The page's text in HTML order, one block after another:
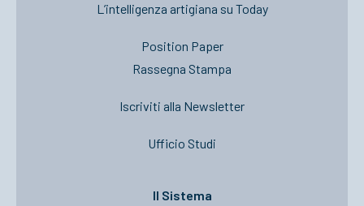
L’intelligenza artigiana su Today
Position Paper
Rassegna Stampa
Iscriviti alla Newsletter
Ufficio Studi
Il Sistema